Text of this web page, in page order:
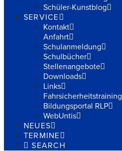
Schüler-Kunstblog
SERVICE
Kontakt
Anfahrt
Schulanmeldung
Schulbücher
Stellenangebote
Downloads
Links
Fahrsicherheitstraining
Bildungsportal RLP
WebUntis
NEUES
TERMINE
SEARCH